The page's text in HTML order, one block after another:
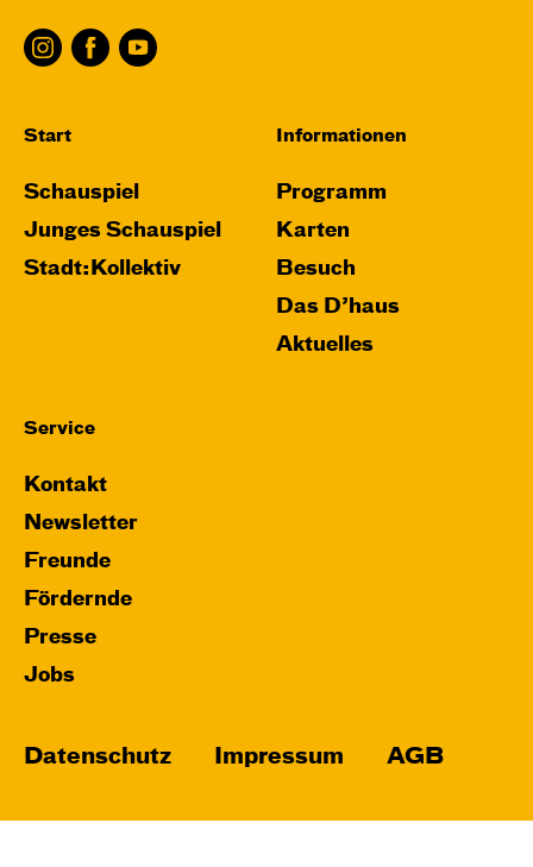
Start
Schauspiel
Junges Schauspiel
Stadt:Kollektiv
Informationen
Programm
Karten
Besuch
Das D’haus
Aktuelles
Service
Kontakt
Newsletter
Freunde
Fördernde
Presse
Jobs
Datenschutz Impressum AGB